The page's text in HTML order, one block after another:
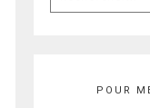
:
POUR